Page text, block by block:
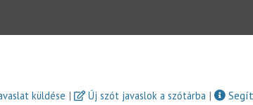
küldése | Új szót javaslok a szótárba |